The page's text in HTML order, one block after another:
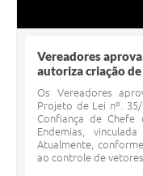
Vereadores
autoriza criação
Os Vereadores
Projeto de Lei nº.
Confiança de
Endemias,
Atualmente,
ao controle de vetores